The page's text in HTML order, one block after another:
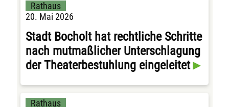
Rathaus
20. Mai 2026
Stadt Bocholt hat rechtliche Schritte
nach mutmaßlicher Unterschlagung
der Theaterbestuhlung eingeleitet
Rathaus